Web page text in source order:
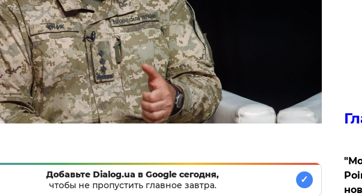
Добавьте Dialog.ua в Google сегодня,
чтобы не пропустить главное завтра.
✓